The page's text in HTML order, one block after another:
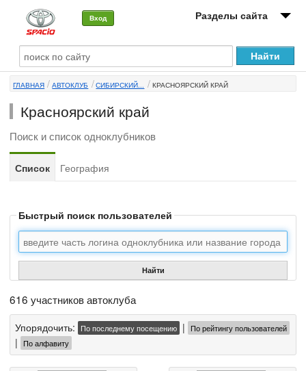
Вход Разделы сайта
О машине
Автоклуб
Форумы
Сервисы и услуги
ГЛАВНАЯ АВТОКЛУБ СИБИРСКИЙ... КРАСНОЯРСКИЙ КРАЙ
Красноярский край
Поиск и список одноклубников
Список География
Быстрый поиск пользователей
Найти
616 участников автоклуба
Упорядочить: По последнему посещению | По рейтингу пользователей
| По алфавиту